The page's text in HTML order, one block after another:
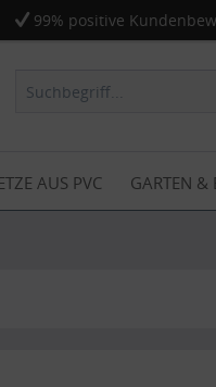
99% positive
AUS PVC GARTEN &